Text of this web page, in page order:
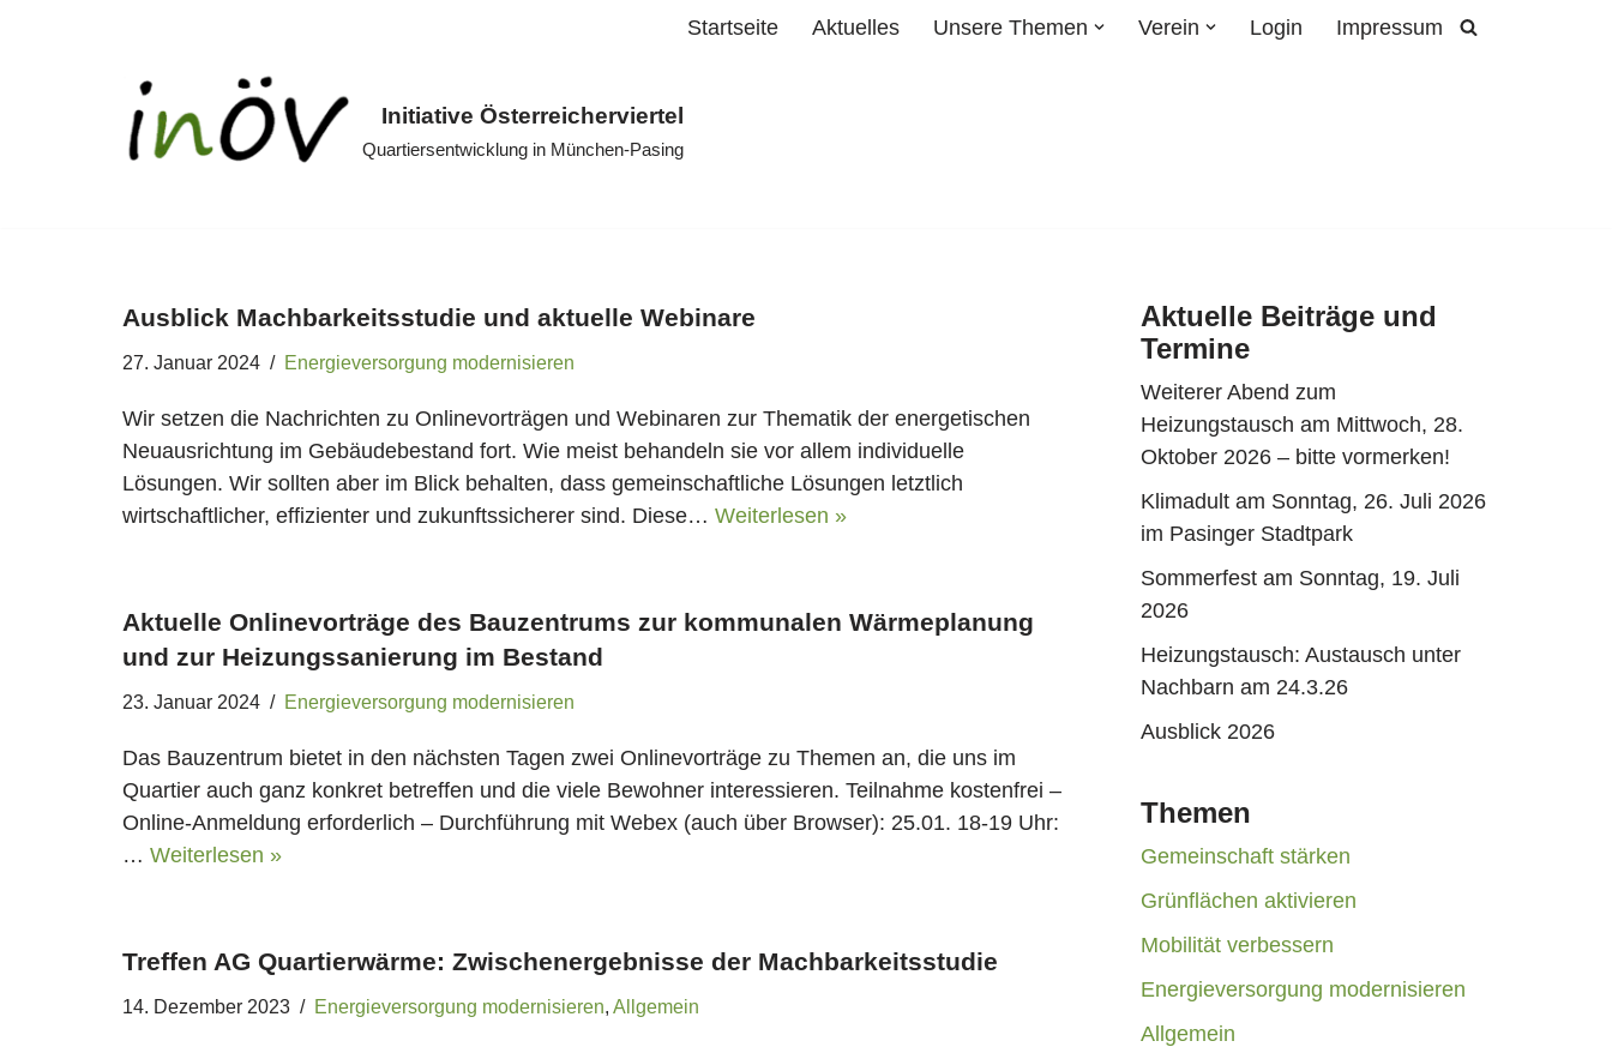
Startseite Aktuelles Unsere Themen Verein Login Impressum
Initiative Österreicherviertel
Quartiersentwicklung in München-Pasing
Ausblick Machbarkeitsstudie und aktuelle Webinare
27. Januar 2024 Energieversorgung modernisieren
Wir setzen die Nachrichten zu Onlinevorträgen und Webinaren zur Thematik der energetischen
Neuausrichtung im Gebäudebestand fort. Wie meist behandeln sie vor allem individuelle
Lösungen. Wir sollten aber im Blick behalten, dass gemeinschaftliche Lösungen letztlich
wirtschaftlicher, effizienter und zukunftssicherer sind. Diese… Weiterlesen »
Aktuelle Onlinevorträge des Bauzentrums zur kommunalen Wärmeplanung
und zur Heizungssanierung im Bestand
23. Januar 2024 Energieversorgung modernisieren
Das Bauzentrum bietet in den nächsten Tagen zwei Onlinevorträge zu Themen an, die uns im
Quartier auch ganz konkret betreffen und die viele Bewohner interessieren. Teilnahme kostenfrei –
Online-Anmeldung erforderlich – Durchführung mit Webex (auch über Browser): 25.01. 18-19 Uhr:
… Weiterlesen »
Treffen AG Quartierwärme: Zwischenergebnisse der Machbarkeitsstudie
14. Dezember 2023 Energieversorgung modernisieren, Allgemein
Aktuelle Beiträge und
Termine
Weiterer Abend zum
Heizungstausch am Mittwoch, 28.
Oktober 2026 – bitte vormerken!
Klimadult am Sonntag, 26. Juli 2026
im Pasinger Stadtpark
Sommerfest am Sonntag, 19. Juli
2026
Heizungstausch: Austausch unter
Nachbarn am 24.3.26
Ausblick 2026
Themen
Gemeinschaft stärken
Grünflächen aktivieren
Mobilität verbessern
Energieversorgung modernisieren
Allgemein